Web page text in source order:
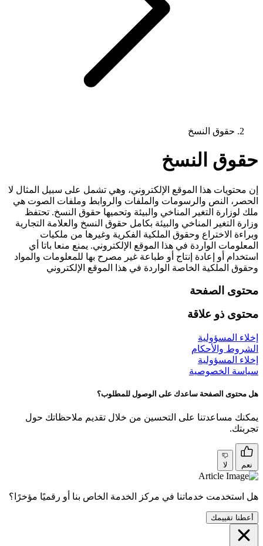
حقوق النسخ
حقوق النسخ
إن محتويات هذا الموقع الإلكتروني، وهي تشمل على سبيل المثال لا
الحصر، النص والرسومات والملفات والروابط وملفات الصوت هي
ملك لوزارة التغير المناخي والبيئة وتحميها حقوق النسخ. تحتفظ
وزارة التغير المناخي والبيئة بكامل حقوق النسخ والعلامة التجارية
وبراءة الاختراع وحقوق الملكية الفكرية وغيرها من ملكيات
المعلومات الواردة في هذا الموقع الإلكتروني. يمنع منعا باتا أي
استخدام أو إعادة إنتاج أو طباعة غير مصرح بها للمعلومات والمواد
وحقوق الملكية الخاصة الواردة في هذا الموقع الإلكتروني
محتوى الصفحة
محتوى ذو علاقة
إخلاء المسؤولية
الشروط والأحكام
إخلاء المسؤولية
سياسة الخصوصية
هل محتوى الصفحة ساعدك على الوصول للمطلوب؟
يمكنك مساعدتنا على التحسين من خلال تقديم ملاحظاتك حول
تجربتك.
نعم لا
هل استخدمت خدماتنا في مركز الخدمة الخاص بنا أو رقميًا مؤخرًا؟
أعطنا تقييمك